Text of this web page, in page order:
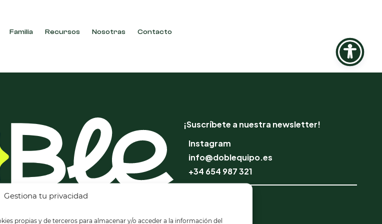
Gestiona tu privacidad
propias y de terceros para almacenar y/o acceder a la información del
Familia Recursos Nosotras Contacto
¡Suscríbete a nuestra newsletter!
Instagram
info@doblequipo.es
+34 654 987 321